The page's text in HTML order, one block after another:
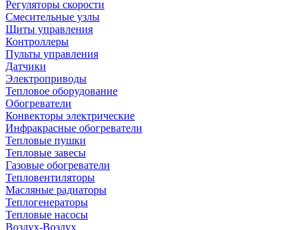
Регуляторы скорости
Смесительные узлы
Щиты управления
Контроллеры
Пульты управления
Датчики
Электроприводы
Тепловое оборудование
Обогреватели
Конвекторы электрические
Инфракрасные обогреватели
Тепловые пушки
Тепловые завесы
Газовые обогреватели
Тепловентиляторы
Масляные радиаторы
Теплогенераторы
Тепловые насосы
Воздух-Воздух